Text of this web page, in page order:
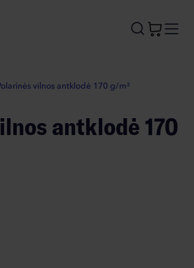
Polarinės vilnos antklodė 170 g/m²